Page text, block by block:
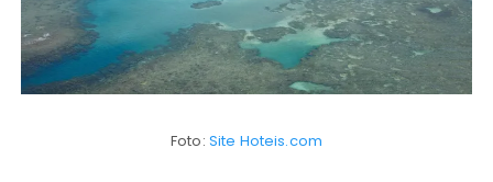
Foto: Site Hoteis.com